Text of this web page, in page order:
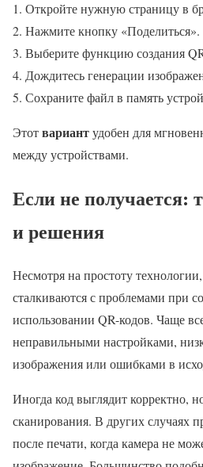
Откройте нужную страницу в
Нажмите кнопку «Поделиться».
Выберите функцию создания
Дождитесь генерации
Сохраните файл в память
Этотвариантудобен для
между устройствами.
Если не
и решения
Несмотря на простоту
сталкиваются с проблемами при
использовании QR-кодов. Чаще
неправильными настройками,
изображения или ошибками в
Иногда код выглядит корректно,
сканирования. В других случаях
после печати, когда камера не